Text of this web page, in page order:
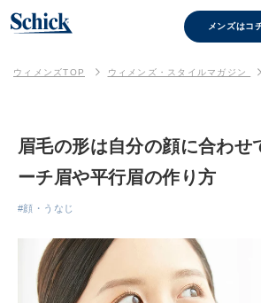
メンズはコ
ウィメンズTOP ウィメンズ・スタイルマガジン
眉毛の形は自分の顔に合わせ
ーチ眉や平行眉の作り方
#顔・うなじ